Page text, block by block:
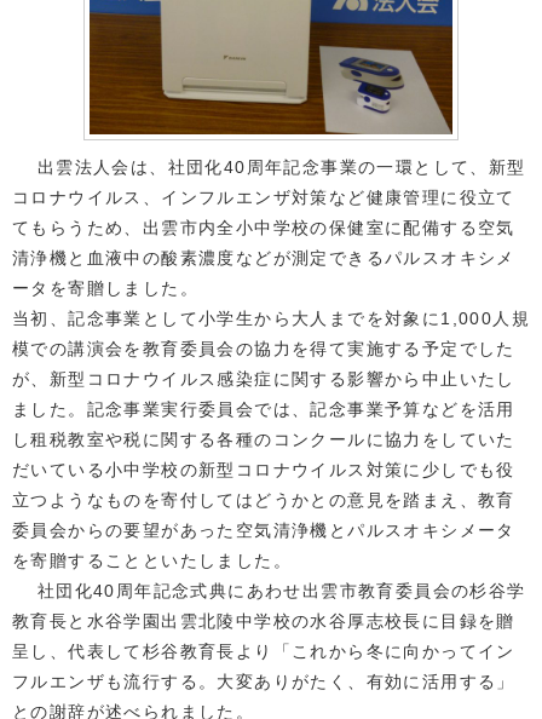
出雲法人会は、社団化40周年記念事業の一環として、新型
コロナウイルス、インフルエンザ対策など健康管理に役立て
てもらうため、出雲市内全小中学校の保健室に配備する空気
清浄機と血液中の酸素濃度などが測定できるパルスオキシメ
ータを寄贈しました。
当初、記念事業として小学生から大人までを対象に1,000人規
模での講演会を教育委員会の協力を得て実施する予定でした
が、新型コロナウイルス感染症に関する影響から中止いたし
ました。記念事業実行委員会では、記念事業予算などを活用
し租税教室や税に関する各種のコンクールに協力をしていた
だいている小中学校の新型コロナウイルス対策に少しでも役
立つようなものを寄付してはどうかとの意見を踏まえ、教育
委員会からの要望があった空気清浄機とパルスオキシメータ
を寄贈することといたしました。
社団化40周年記念式典にあわせ出雲市教育委員会の杉谷学
教育長と水谷学園出雲北陵中学校の水谷厚志校長に目録を贈
呈し、代表して杉谷教育長より「これから冬に向かってイン
フルエンザも流行する。大変ありがたく、有効に活用する」
との謝辞が述べられました。